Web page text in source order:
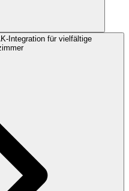
Integration für vielfältige